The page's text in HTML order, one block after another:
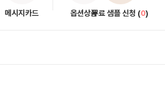
메시지카드 옵션상품무료 샘플 신청 (0)